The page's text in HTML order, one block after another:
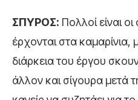
ΣΠΥΡΟΣ: Πολλοί είναι
έρχονται στα καμαρίνια,
διάρκεια του έργου
άλλον και σίγουρα μετά